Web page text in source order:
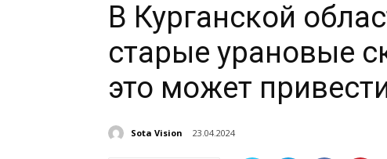
В Курганской
старые урановые
это может
Sota Vision 23.04.2024